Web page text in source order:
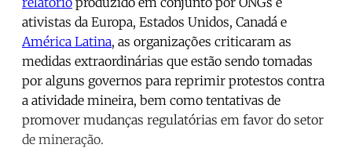
ativistas da Europa, Estados Unidos, Canadá e
América Latina, as organizações criticaram as
medidas extraordinárias que estão sendo tomadas
por alguns governos para reprimir protestos contra
a atividade mineira, bem como tentativas de
promover mudanças regulatórias em favor do setor
de mineração.